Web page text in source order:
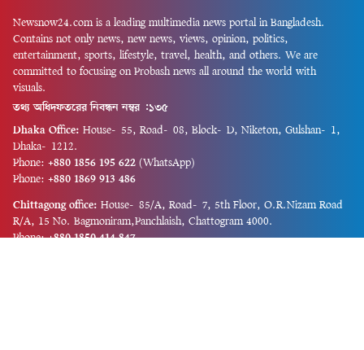
Newsnow24.com is a leading multimedia news portal in Bangladesh.
Contains not only news, new news, views, opinion, politics,
entertainment, sports, lifestyle, travel, health, and others. We are
committed to focusing on Probash news all around the world with
visuals.
তথ্য অধিদফতরের নিবন্ধন নম্বর :১৩৫
Dhaka Office: House-55, Road-08, Block-D, Niketon, Gulshan-1,
Dhaka-1212.
Phone: +880 1856 195 622 (WhatsApp)
Phone: +880 1869 913 486
Chittagong office: House-85/A, Road-7, 5th Floor, O.R.Nizam Road
R/A, 15 No. Bagmoniram,Panchlaish, Chattogram 4000.
Phone: +880 1850 414 847